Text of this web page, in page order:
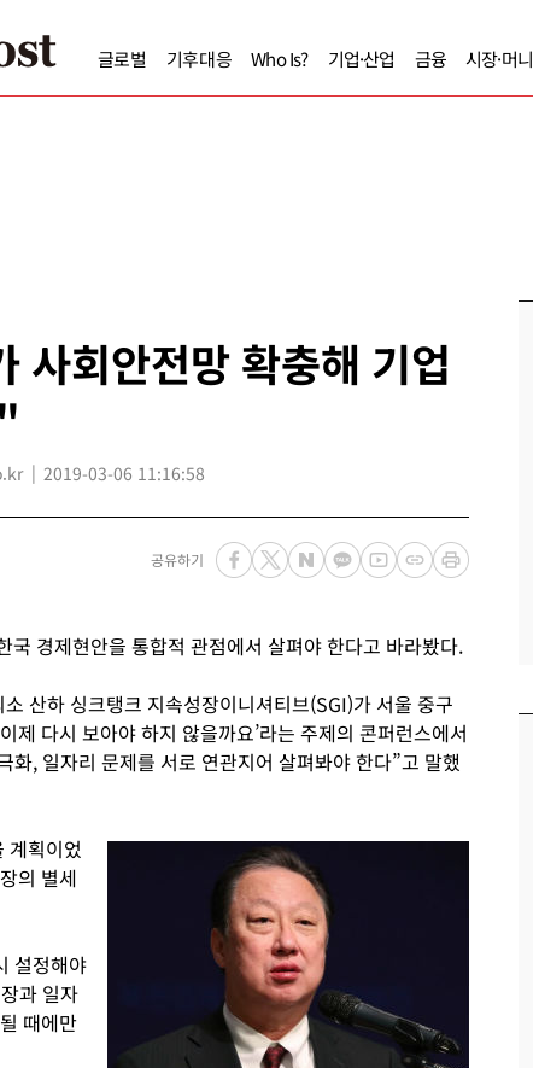
글로벌 기후대응 Who Is? 기업·산업 금융 시장·머니
사회안전망 확충해 기업
2019-03-06 11:16:58
공유하기
국 경제현안을 통합적 관점에서 살펴야 한다고 바라봤다.
산하 싱크탱크 지속성장이니셔티브(SGI)가 서울 중구
제 다시 보아야 하지 않을까요’라는 주제의 콘퍼런스에서
화, 일자리 문제를 서로 연관지어 살펴봐야 한다”고 말했
계획이었
의 별세
설정해야
과 일자
때에만